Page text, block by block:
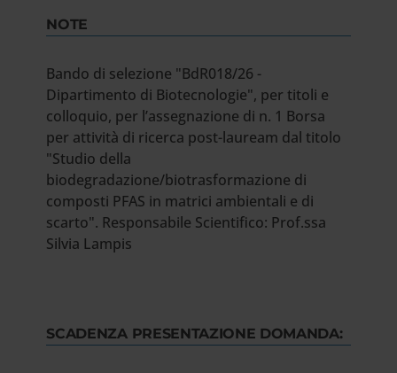
NOTE
Bando di selezione "BdR018/26 -
Dipartimento di Biotecnologie", per titoli e
colloquio, per l’assegnazione di n. 1 Borsa
per attività di ricerca post-lauream dal titolo
"Studio della
biodegradazione/biotrasformazione di
composti PFAS in matrici ambientali e di
scarto". Responsabile Scientifico: Prof.ssa
Silvia Lampis
SCADENZA PRESENTAZIONE DOMANDA: